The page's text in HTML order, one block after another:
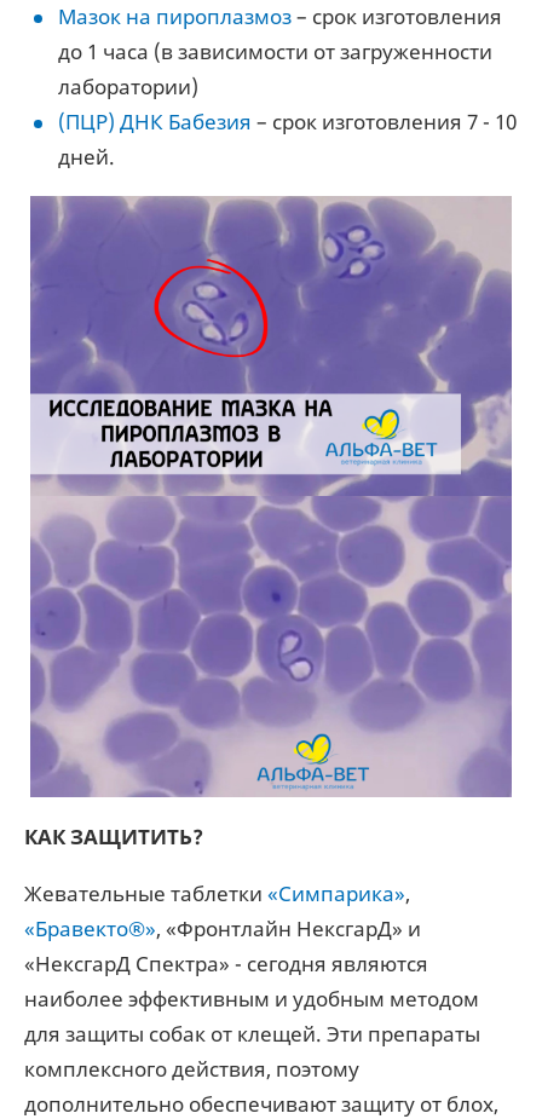
Мазок на пироплазмоз– срок изготовления
до 1 часа (в зависимости от загруженности
лаборатории)
(ПЦР) ДНК Бабезия – срок изготовления 7 - 10
дней.
КАК ЗАЩИТИТЬ?
Жевательные таблетки «Симпарика»,
«Бравекто®», «Фронтлайн НексгарД» и
«НексгарД Спектра» - сегодня являются
наиболее эффективным и удобным методом
для защиты собак от клещей. Эти препараты
комплексного действия, поэтому
дополнительно обеспечивают защиту от блох,